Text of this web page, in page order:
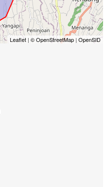
Leaflet | © OpenStreetMap | OpenSID